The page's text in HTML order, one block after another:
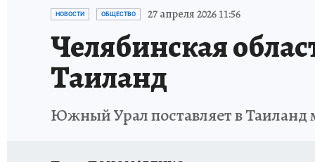
КАРЬЕРА В КАРЬЕРЕ БИТВА ЗА ДУМУ
ВОЕНКОРЫ КП АВИА УКРАИНА: СВОДКА
БУДНИ ТАНКОГРАДА
ФЕСТИВАЛЬНАЯ АЗБУКА КУЛИНАРНЫЕ
НОВОСТИ ОБЩЕСТВО 27 апреля 2026 11:56
Челябинская
Таиланд
Южный Урал поставляет в